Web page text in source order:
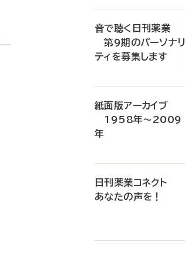
音で聴く日刊薬業
第9期のパーソナリ
ティを募集します
紙面版アーカイブ
1958年～2009
年
日刊薬業コネクト
あなたの声を！